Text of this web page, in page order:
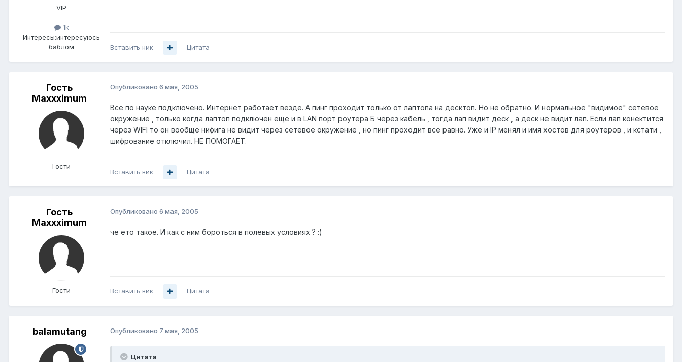
VIP
1k
Интересы:интересуюсь
баблом
Вставить ник Цитата
Гость
Maxxximum
Гости
Опубликовано 6 мая, 2005
Все по науке подключено. Интернет работает везде. А пинг проходит только от лаптопа на десктоп. Но не обратно. И нормальное "видимое" сетевое
окружение , только когда лаптоп подключен еще и в LAN порт роутера Б через кабель , тогда лап видит деск , а деск не видит лап. Если лап конектится
через WIFI то он вообще нифига не видит через сетевое окружение , но пинг проходит все равно. Уже и IP менял и имя хостов для роутеров , и кстати ,
шифрование отключил. НЕ ПОМОГАЕТ.
Вставить ник Цитата
Гость
Maxxximum
Гости
Опубликовано 6 мая, 2005
че ето такое. И как с ним бороться в полевых условиях ? :)
Вставить ник Цитата
balamutang Опубликовано 7 мая, 2005
Цитата